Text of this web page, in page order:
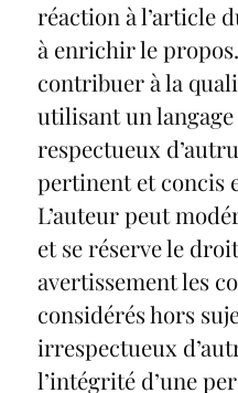
réaction à l’article
à enrichir le
contribuer à la
utilisant un
respectueux
pertinent et concis
L’auteur peut
et se réserve le
avertissement les
considérés hors
irrespectueux
l’intégrité d’une